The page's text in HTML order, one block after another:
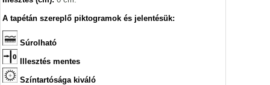
A tapétán szereplő piktogramok és jelentésük:
Súrolható
Illesztés mentes
Színtartósága kiváló